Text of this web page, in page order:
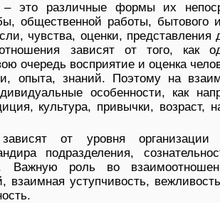
– это различные формы их
общественной работы, бытового
чувства, оценки, представления
зависят от того, как
очередь восприятие и оценка
опыта, знаний. Поэтому на
особенности, как
культура, привычки, возраст,
от уровня организации
подразделения,
Важную роль во
уступчивость,